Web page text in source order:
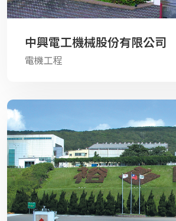
中興電工機械股份有限公司
電機工程